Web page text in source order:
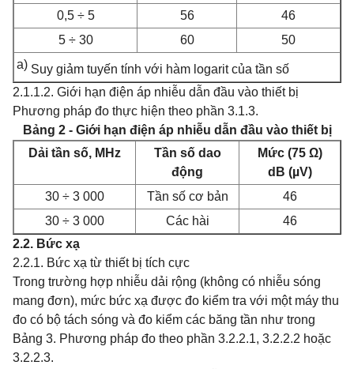
0,5 ÷ 5 56
46
5 ÷ 30
60
50
a) Suy giảm tuyến tính với hàm logarit của tần số
2.1.1.2. Giới hạn điện áp nhiễu dẫn đầu vào thiết bị
Phương pháp đo thực hiện theo phần 3.1.3.
Bảng 2 - Giới hạn điện áp nhiễu dẫn đầu vào thiết bị
Dải tần số, MHz
Tần số dao
động
Mức (75 Ω)
dB (µV)
30 ÷ 3 000
Tần số cơ bản
46
30 ÷ 3 000
Các hài
46
2.2. Bức xạ
2.2.1. Bức xạ từ thiết bị tích cực
Trong trường hợp nhiễu dải rộng (không có nhiễu sóng
mang đơn), mức bức xạ được đo kiểm tra với một máy thu
đo có bộ tách sóng và đo kiểm các băng tần như trong
Bảng 3. Phương pháp đo theo phần 3.2.2.1, 3.2.2.2 hoặc
3.2.2.3.